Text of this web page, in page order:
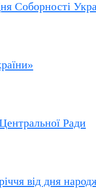
Соборності
Ради
від дня